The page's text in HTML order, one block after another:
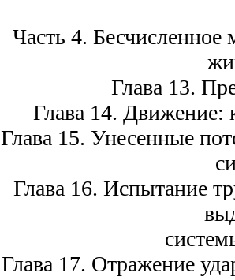
Часть 4.
Глава 13.
Глава 14. Движение:
Глава 15. Унесенные
Глава 16. Испытание
Глава 17. Отражение